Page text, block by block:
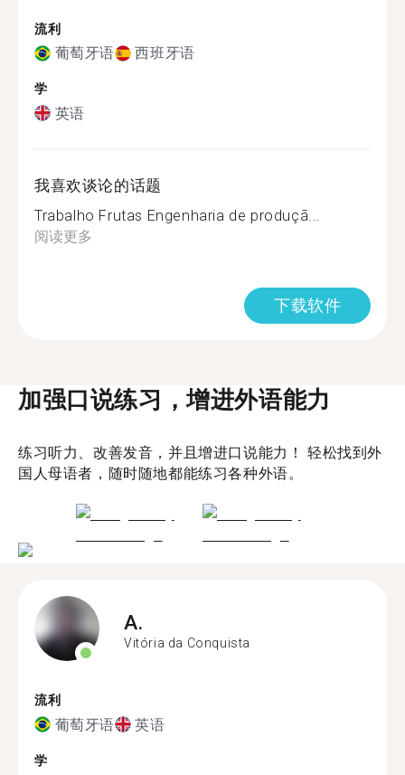
流利
葡萄牙语 西班牙语
学
英语
我喜欢谈论的话题
Trabalho Frutas Engenharia de produçã...
阅读更多
下载软件
加强口说练习，增进外语能力
练习听力、改善发音，并且增进口说能力！ 轻松找到外
国人母语者，随时随地都能练习各种外语。
A.
Vitória da Conquista
流利
葡萄牙语 英语
学